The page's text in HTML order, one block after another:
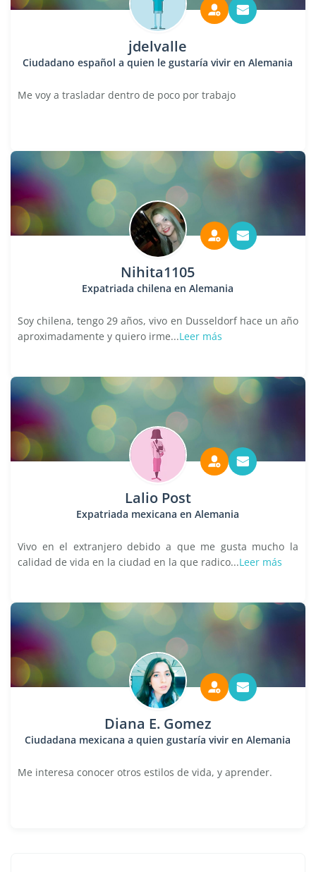
jdelvalle
Ciudadano español a quien le gustaría vivir en Alemania
Me voy a trasladar dentro de poco por trabajo
Nihita1105
Expatriada chilena en Alemania
Soy chilena, tengo 29 años, vivo en Dusseldorf hace un año
aproximadamente y quiero irme...Leer más
Lalio Post
Expatriada mexicana en Alemania
Vivo en el extranjero debido a que me gusta mucho la
calidad de vida en la ciudad en la que radico...Leer más
Diana E. Gomez
Ciudadana mexicana a quien gustaría vivir en Alemania
Me interesa conocer otros estilos de vida, y aprender.